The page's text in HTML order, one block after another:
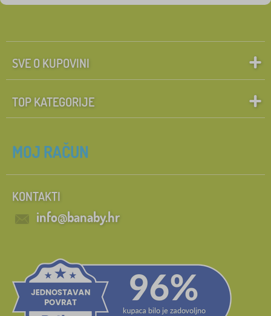
SVE O KUPOVINI
TOP KATEGORIJE
MOJ RAČUN
KONTAKTI
info@banaby.hr